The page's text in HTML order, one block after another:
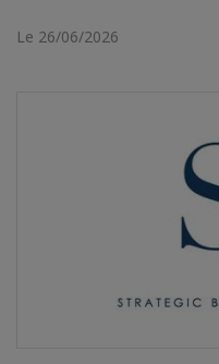
Le 26/06/2026